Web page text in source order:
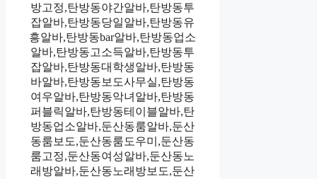
방고정,탄방동야간알바,탄방동투
잡알바,탄방동당일알바,탄방동유
흥알바,탄방동bar알바,탄방동업소
알바,탄방동고소득알바,탄방동투
잡알바,탄방동대학생알바,탄방동
바알바,탄방동보도사무실,탄방동
여우알바,탄방동악녀알바,탄방동
퍼블릭알바,탄방동테이블알바,탄
방동업소알바,둔산동룸알바,둔산
동룸보도,둔산동룸도우미,둔산동
룸고정,둔산동여성알바,둔산동노
래방알바,둔산동노래방보도,둔산